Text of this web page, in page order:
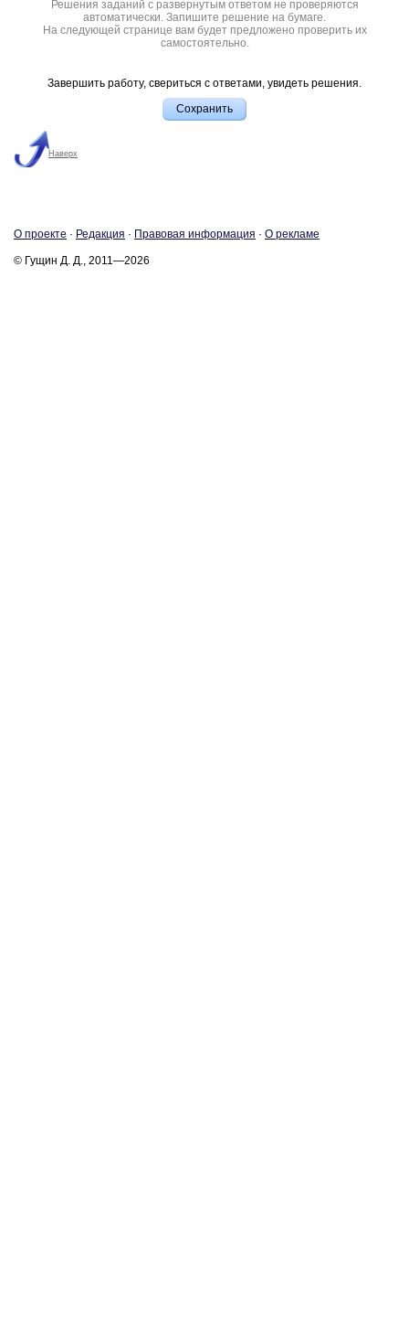
Решения заданий с развернутым ответом не проверяются
автоматически. Запишите решение на бумаге.
На следующей странице вам будет предложено проверить их
самостоятельно.
Завершить работу, свериться с ответами, увидеть решения.
Наверх
О про­ек­те · Ре­дак­ция · Пра­во­вая ин­фор­ма­ция · О ре­кла­ме
© Гущин Д. Д., 2011—2026